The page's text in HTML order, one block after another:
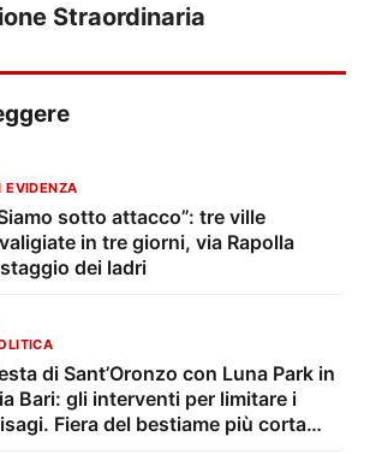
Straordinaria
EVIDENZA
sotto attacco”: tre ville
in tre giorni, via Rapolla
dei ladri
di Sant’Oronzo con Luna Park in
Bari: gli interventi per limitare i
Fiera del bestiame più corta